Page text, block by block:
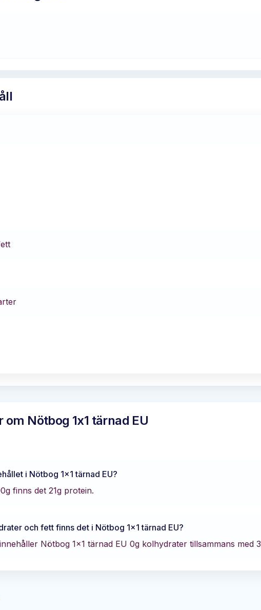
om Nötbog 1x1 tärnad EU
i Nötbog 1x1 tärnad EU?
finns det 21g protein.
och fett finns det i Nötbog 1x1 tärnad EU?
Nötbog 1x1 tärnad EU 0g kolhydrater tillsammans med